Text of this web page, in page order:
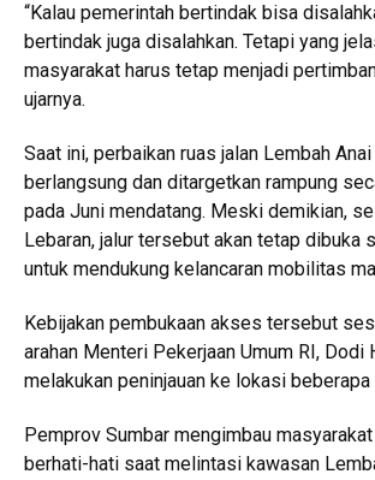
“Kalau pemerintah bertindak bisa
bertindak juga disalahkan. Tetapi yang
masyarakat harus tetap menjadi
ujarnya.
Saat ini, perbaikan ruas jalan Lembah
berlangsung dan ditargetkan rampung
pada Juni mendatang. Meski demikian,
Lebaran, jalur tersebut akan tetap dibuka
untuk mendukung kelancaran mobilitas
Kebijakan pembukaan akses tersebut
arahan Menteri Pekerjaan Umum RI, Dodi
melakukan peninjauan ke lokasi beberapa
Pemprov Sumbar mengimbau
berhati-hati saat melintasi kawasan